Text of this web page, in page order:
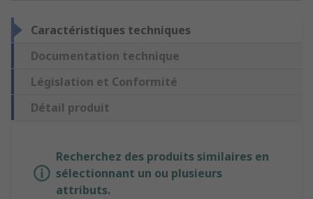
Caractéristiques techniques
Documentation technique
Législation et Conformité
Détail produit
Recherchez des produits similaires en
sélectionnant un ou plusieurs
attributs.